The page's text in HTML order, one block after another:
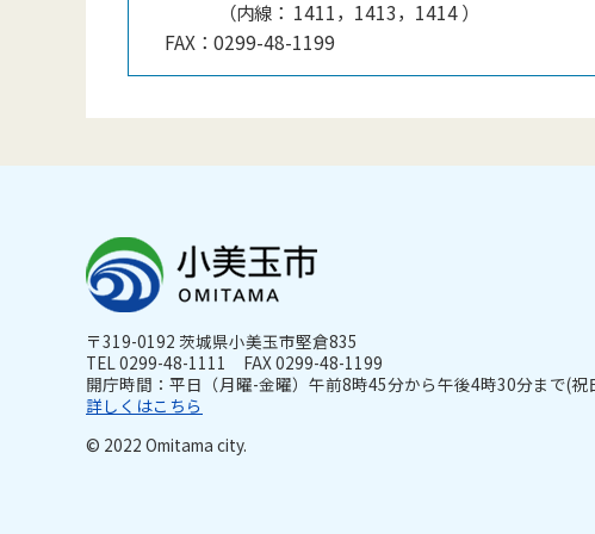
（内線 ： 1411，1413，1414）
FAX： 0299-48-1199
〒319-0192 茨城県小美玉市堅倉835
TEL 0299-48-1111 FAX 0299-48-1199
開庁時間：平日（月曜-金曜）午前8時45分から午後4時30分まで(
詳しくはこちら
© 2022 Omitama city.